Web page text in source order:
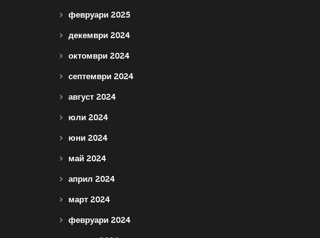
февруари 2025
декември 2024
октомври 2024
септември 2024
август 2024
юли 2024
юни 2024
май 2024
април 2024
март 2024
февруари 2024